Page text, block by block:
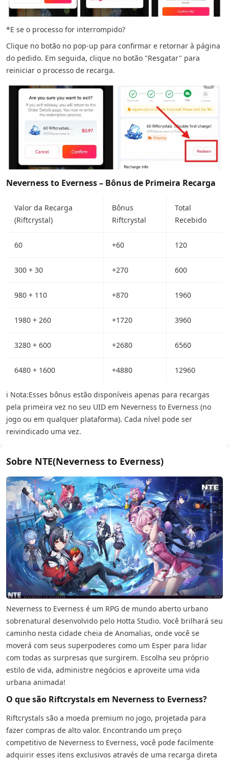
*E se o processo for interrompido?
Clique no botão no pop-up para confirmar e retornar à página
do pedido. Em seguida, clique no botão "Resgatar" para
reiniciar o processo de recarga.
Neverness to Everness – Bônus de Primeira Recarga
Valor da Recarga
(Riftcrystal)
Bônus
Riftcrystal
Total
Recebido
60 +60 120
300 + 30 +270 600
980 + 110 +870 1960
1980 + 260 +1720 3960
3280 + 600 +2680 6560
6480 + 1600 +4880 12960
ℹ️ Nota:Esses bônus estão disponíveis apenas para recargas
pela primeira vez no seu UID em Neverness to Everness (no
jogo ou em qualquer plataforma). Cada nível pode ser
reivindicado uma vez.
Sobre NTE(Neverness to Everness)
Neverness to Everness é um RPG de mundo aberto urbano
sobrenatural desenvolvido pelo Hotta Studio. Você brilhará seu
caminho nesta cidade cheia de Anomalias, onde você se
moverá com seus superpoderes como um Esper para lidar
com todas as surpresas que surgirem. Escolha seu próprio
estilo de vida, administre negócios e aproveite uma vida
urbana animada!
O que são Riftcrystals em Neverness to Everness?
Riftcrystals são a moeda premium no jogo, projetada para
fazer compras de alto valor. Encontrando um preço
competitivo de Neverness to Everness, você pode facilmente
adquirir esses itens exclusivos através de uma recarga direta